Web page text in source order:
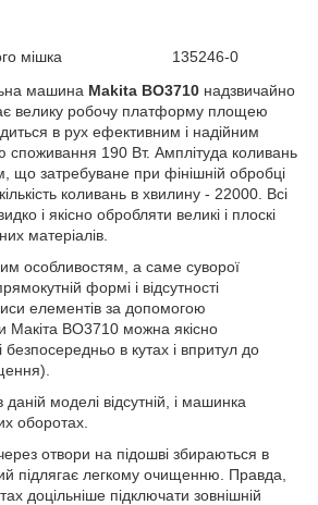
мішка
135246-0
машина Makita BO3710 надзвичайно
велику робочу платформу площею
в рух ефективним і надійним
споживання 190 Вт. Амплітуда коливань
що затребуване при фінішній обробці
коливань в хвилину - 22000. Всі
і якісно обробляти великі і плоскі
матеріалів.
особливостям, а саме суворої
формі і відсутності
елементів за допомогою
Макіта BO3710 можна якісно
в кутах і впритул до
даній моделі відсутній, і машинка
оборотах.
отвори на підошві збираються в
підлягає легкому очищенню. Правда,
доцільніше підключати зовнішній